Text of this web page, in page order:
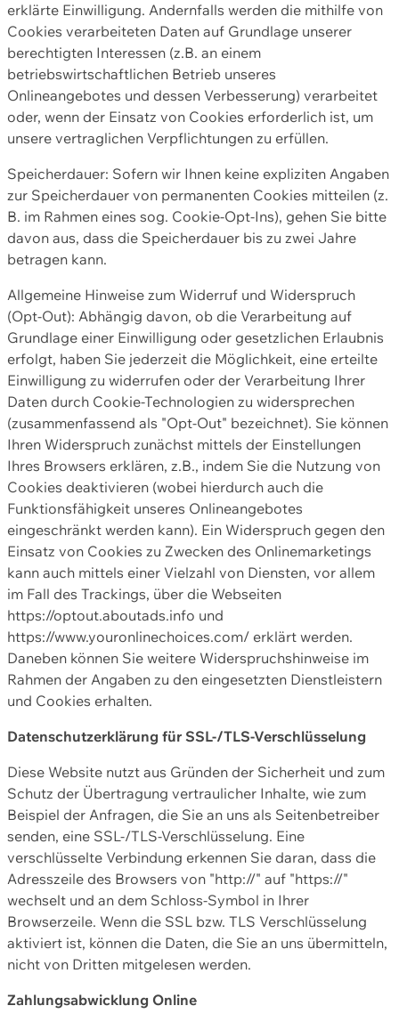
erklärte Einwilligung. Andernfalls werden die mithilfe von
Cookies verarbeiteten Daten auf Grundlage unserer
berechtigten Interessen (z.B. an einem
betriebswirtschaftlichen Betrieb unseres
Onlineangebotes und dessen Verbesserung) verarbeitet
oder, wenn der Einsatz von Cookies erforderlich ist, um
unsere vertraglichen Verpflichtungen zu erfüllen.
Speicherdauer: Sofern wir Ihnen keine expliziten Angaben
zur Speicherdauer von permanenten Cookies mitteilen (z.
B. im Rahmen eines sog. Cookie-Opt-Ins), gehen Sie bitte
davon aus, dass die Speicherdauer bis zu zwei Jahre
betragen kann.
Allgemeine Hinweise zum Widerruf und Widerspruch
(Opt-Out): Abhängig davon, ob die Verarbeitung auf
Grundlage einer Einwilligung oder gesetzlichen Erlaubnis
erfolgt, haben Sie jederzeit die Möglichkeit, eine erteilte
Einwilligung zu widerrufen oder der Verarbeitung Ihrer
Daten durch Cookie-Technologien zu widersprechen
(zusammenfassend als "Opt-Out" bezeichnet). Sie können
Ihren Widerspruch zunächst mittels der Einstellungen
Ihres Browsers erklären, z.B., indem Sie die Nutzung von
Cookies deaktivieren (wobei hierdurch auch die
Funktionsfähigkeit unseres Onlineangebotes
eingeschränkt werden kann). Ein Widerspruch gegen den
Einsatz von Cookies zu Zwecken des Onlinemarketings
kann auch mittels einer Vielzahl von Diensten, vor allem
im Fall des Trackings, über die Webseiten
https://optout.aboutads.info und
https://www.youronlinechoices.com/ erklärt werden.
Daneben können Sie weitere Widerspruchshinweise im
Rahmen der Angaben zu den eingesetzten Dienstleistern
und Cookies erhalten.
Datenschutzerklärung für SSL-/TLS-Verschlüsselung
Diese Website nutzt aus Gründen der Sicherheit und zum
Schutz der Übertragung vertraulicher Inhalte, wie zum
Beispiel der Anfragen, die Sie an uns als Seitenbetreiber
senden, eine SSL-/TLS-Verschlüsselung. Eine
verschlüsselte Verbindung erkennen Sie daran, dass die
Adresszeile des Browsers von "http://" auf "https://"
wechselt und an dem Schloss-Symbol in Ihrer
Browserzeile. Wenn die SSL bzw. TLS Verschlüsselung
aktiviert ist, können die Daten, die Sie an uns übermitteln,
nicht von Dritten mitgelesen werden.
Zahlungsabwicklung Online